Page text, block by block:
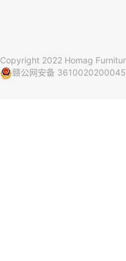
Copyright 2022 Homag
赣公网安备